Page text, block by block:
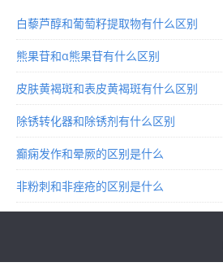
白藜芦醇和葡萄籽提取物有什么区别
熊果苷和α熊果苷有什么区别
皮肤黄褐斑和表皮黄褐斑有什么区别
除锈转化器和除锈剂有什么区别
癫痫发作和晕厥的区别是什么
非粉刺和非痤疮的区别是什么